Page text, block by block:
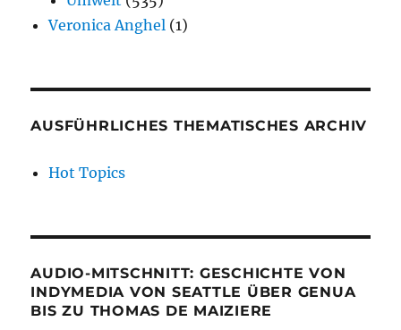
Veronica Anghel (1)
AUSFÜHRLICHES THEMATISCHES ARCHIV
Hot Topics
AUDIO-MITSCHNITT: GESCHICHTE VON
INDYMEDIA VON SEATTLE ÜBER GENUA
BIS ZU THOMAS DE MAIZIERE